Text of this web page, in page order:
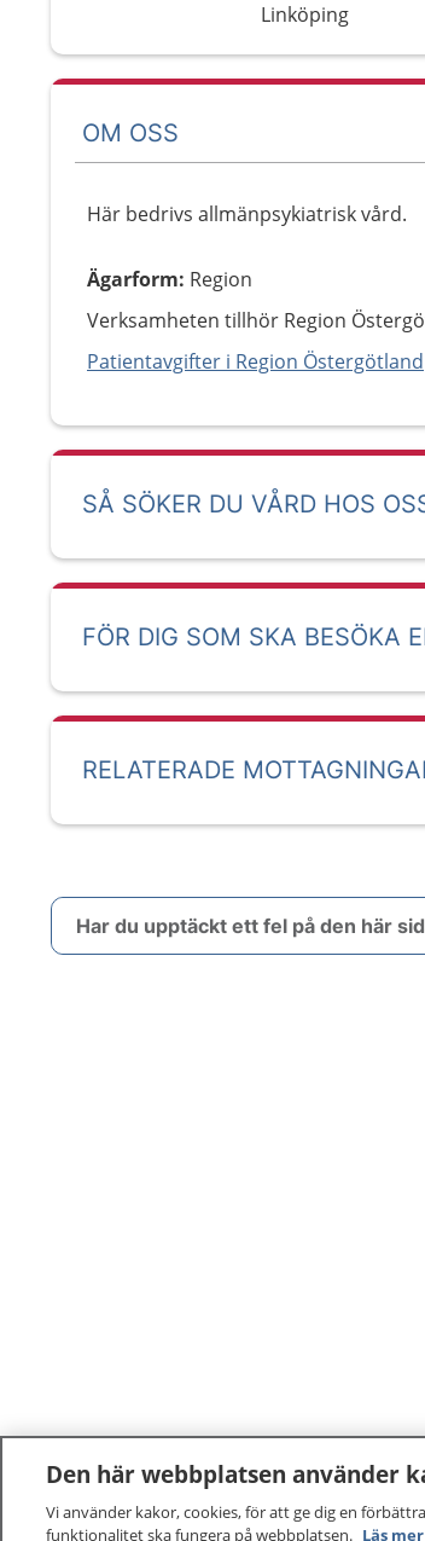
Linköping
OM OSS
Här bedrivs allmänpsykiatrisk vård.
Ägarform: Region
Verksamheten tillhör Region
Patientavgifter i Region Östergötland
SÅ SÖKER DU VÅRD HOS
FÖR DIG SOM SKA BESÖKA
RELATERADE
Har du upptäckt ett fel på den här
Den här webbplatsen använder
Vi använder kakor, cookies, för att ge dig en
funktionalitet ska fungera på webbplatsen. Läs